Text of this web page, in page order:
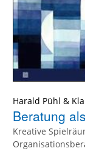
Harald Pühl &
Beratung
Kreative